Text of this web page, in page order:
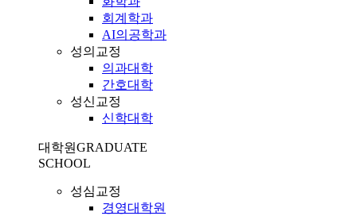
회계학과
AI의공학과
성의교정
의과대학
간호대학
성신교정
신학대학
대학원GRADUATE
SCHOOL
성심교정
경영대학원